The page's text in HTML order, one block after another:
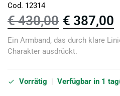
Cod. 12314
€430,00 € 387,00
Ein Armband, das durch klare
Charakter ausdrückt.
Vorrätig Verfügbar in 1